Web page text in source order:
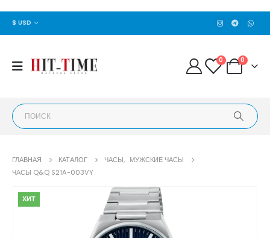
$ USD
0 0
ГЛАВНАЯ КАТАЛОГ ЧАСЫ, МУЖСКИЕ ЧАСЫ
ЧАСЫ Q&Q S21A-003VY
ХИТ